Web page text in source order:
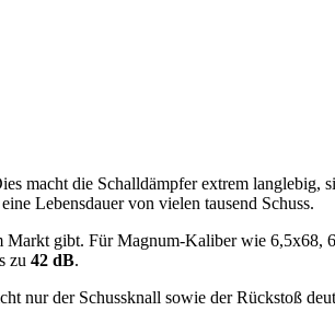
macht die Schalldämpfer extrem langlebig,
Lebensdauer von vielen tausend Schuss.
Markt gibt. Für Magnum-Kaliber wie
zu 42 dB.
nur der Schussknall sowie der Rückstoß